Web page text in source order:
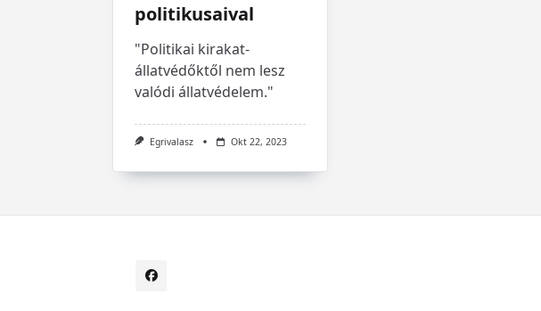
politikusaival
"Politikai kirakat-
állatvédőktől nem lesz
valódi állatvédelem."
Egrivalasz Okt 22, 2023